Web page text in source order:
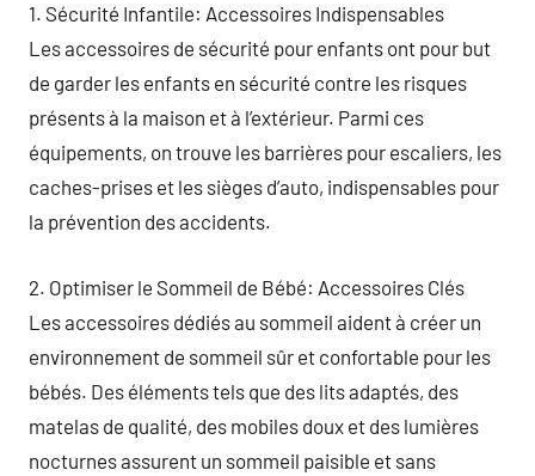
1. Sécurité Infantile: Accessoires Indispensables
Les accessoires de sécurité pour enfants ont pour but
de garder les enfants en sécurité contre les risques
présents à la maison et à l’extérieur. Parmi ces
équipements, on trouve les barrières pour escaliers, les
caches-prises et les sièges d’auto, indispensables pour
la prévention des accidents.
2. Optimiser le Sommeil de Bébé: Accessoires Clés
Les accessoires dédiés au sommeil aident à créer un
environnement de sommeil sûr et confortable pour les
bébés. Des éléments tels que des lits adaptés, des
matelas de qualité, des mobiles doux et des lumières
nocturnes assurent un sommeil paisible et sans